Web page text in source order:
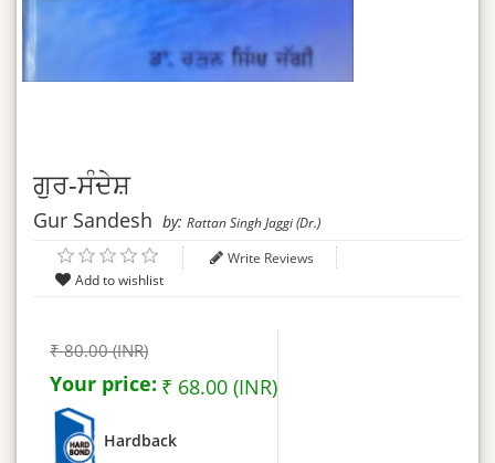
ਗੁਰ-ਸੰਦੇਸ਼
Gur Sandesh by: Rattan Singh Jaggi (Dr.)
Write Reviews
₹ 80.00 (INR)
Your price: ₹ 68.00 (INR)
Hardback